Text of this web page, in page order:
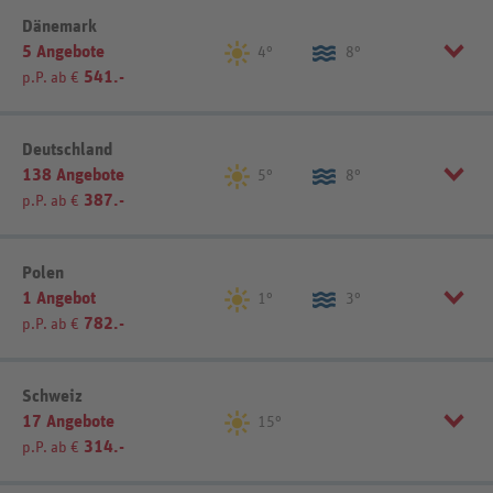
Region wählen:
Atlantikküste (2)
Côte d'Azur (14)
Korsika (18)
Dänemark
5 Angebote
p.P. ab € 541.-
4° 8°
Deutschland
138 Angebote
p.P. ab € 387.-
5° 8°
Polen
1 Angebot
p.P. ab € 782.-
1° 3°
Schweiz
17 Angebote
p.P. ab € 314.-
15°